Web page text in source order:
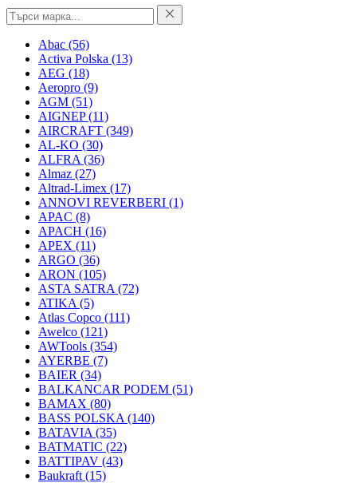
Abac (56)
Activa Polska (13)
AEG (18)
Aeropro (9)
AGM (51)
AIGNEP(11)
AIRCRAFT (349)
AL-KO (30)
ALFRA (36)
Almaz (27)
Altrad-Limex (17)
ANNOVI REVERBERI (1)
APAC (8)
APACH (16)
APEX (11)
ARGO (36)
ARON (105)
ASTA SATRA (72)
ATIKA (5)
Atlas Copco (111)
Awelco (121)
AWTools (354)
AYERBE (7)
BAIER (34)
BALKANCAR PODEM (51)
BAMAX (80)
BASS POLSKA (140)
BATAVIA (35)
BATMATIC (22)
BATTIPAV (43)
Baukraft (15)